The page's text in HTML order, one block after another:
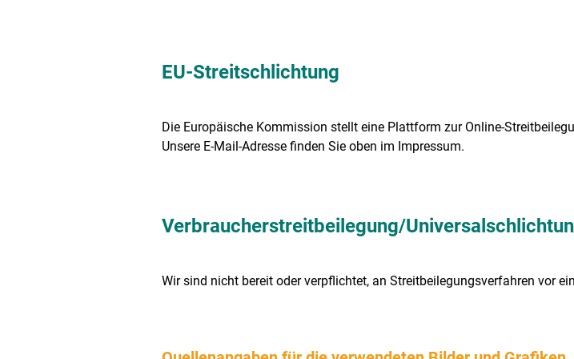
EU-Streitschlichtung
Die Europäische Kommission stellt eine Plattform zur Online-
Unsere E-Mail-Adresse finden Sie oben im Impressum.
Verbraucher­streit­beilegung/
Wir sind nicht bereit oder verpflichtet, an Streitbeilegungsverfahren vor